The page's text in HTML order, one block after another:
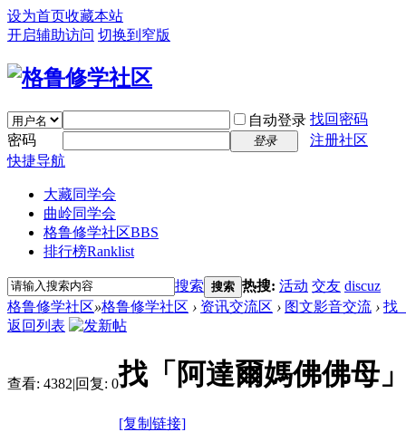
设为首页收藏本站
开启辅助访问 切换到窄版
自动登录 找回密码
密码
登录
注册社区
快捷导航
大藏同学会
曲岭同学会
格鲁修学社区BBS
排行榜Ranklist
搜索 搜索 热搜: 活动 交友 discuz
格鲁修学社区»格鲁修学社区 › 资讯交流区 › 图文影音交流 › 找
返回列表
查看: 4382|回复: 0找「阿達爾媽佛佛母
[复制链接]